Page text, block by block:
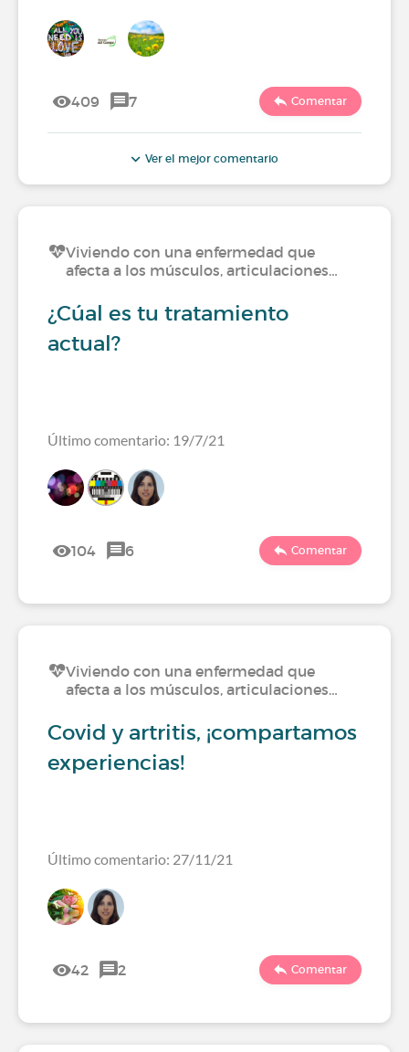
409 7 Comentar
Ver el mejor comentario
Viviendo con una enfermedad que
afecta a los músculos, articulaciones…
¿Cúal es tu tratamiento
actual?
Último comentario: 19/7/21
104 6 Comentar
Viviendo con una enfermedad que
afecta a los músculos, articulaciones…
Covid y artritis, ¡compartamos
experiencias!
Último comentario: 27/11/21
42 2 Comentar